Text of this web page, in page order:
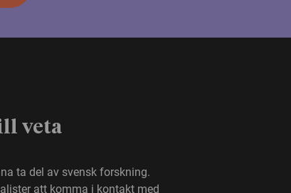
veta
ta del av svensk forskning.
att komma i kontakt med